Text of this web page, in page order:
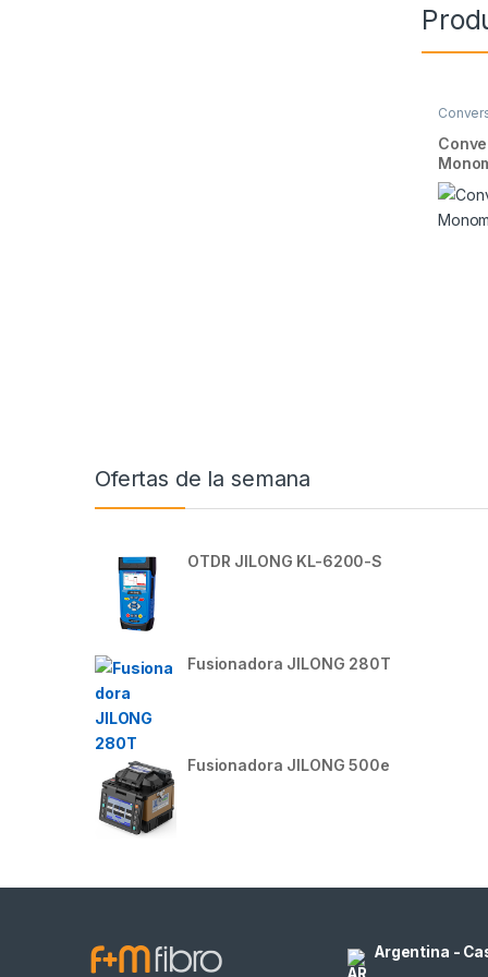
Brands Carousel
Ofertas de la semana
OTDR JILONG KL-6200-S
Fusionadora JILONG 280T
Fusionadora JILONG 500e
Argentina -